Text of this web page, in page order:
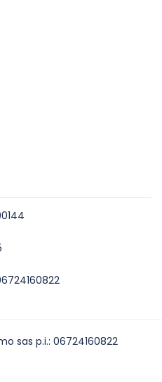
sas p.i.: 06724160822